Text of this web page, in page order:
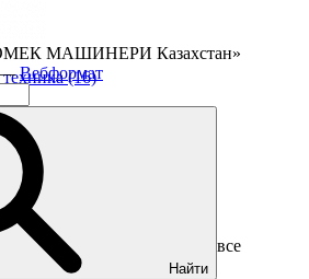
(16)
Скрыть все
МАШИНЕРИ Казахстан»
Вебформат
Найти